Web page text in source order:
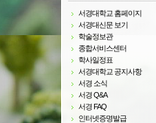
서경대학교 홈페이지
서경대신문 보기
학술정보관
종합서비스센터
학사일정표
서경대학교 공지사항
서경 소식
서경 Q&A
서경 FAQ
인터넷증명발급